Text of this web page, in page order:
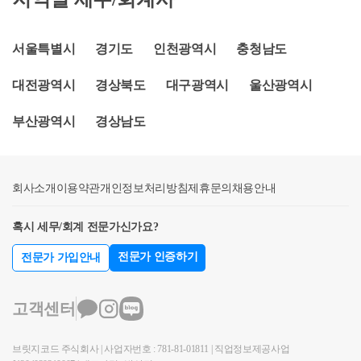
입주권을 취득한 날부터 1년이 경과하여 종전의 주택
을 양도하는 경우로서 다음 각 호의 요건을 모두 갖춘
정을 적용한다. (2005. 12. 31. 신설) 1. 「도시 및 주거환
라 취득하는 주택이 완성된 후 1년 이내에 그 주택으로
구성원 중 일부가 이사하지 못하는 경우를 포함한다)
개발사업 또는 주택재건축사업의 관리처분계획에 따
라 취득하는 주택이 완성되기 전 또는 완성된 후 1년
➋1세대 1주택자가 재건축·재개발 기간 거주할 대체주
부터 2년 이내 처분 시 양도세 비과세 적용됩니다. * 재
택 □(개선방안) 일시적 1주택 + 1입주권·분양권에 대한
도세 비과세 특례에 대해서도 대체주택 처분기한을 신
다. ㅇ이는 최근 주택거래 부진에 따라 실수요자가 종
전주택 처분이 어려워지고 있는 점을 감안한 조치입니
다. □(적용시기) 세제 혜택을 조속히 드리기 위해 일시
어 1.12. 이후 양도하는 분부터 소급 적용할 수 있도록 2
월 중 소득세법 시행령 개정을 추진하겠습니다. 도움
이 되셨길 바랍니다. 감사합니다. * 보다 궁금한 사항
용하지 않는다. ③ 국내에 1주택을 소유한 1세대가 그
으로 1주택과 1분양권을 소유하게 된 경우로서 분양권
을 취득한 날부터 3년이 지나 종전주택을 양도하는 경
주택으로 세대전원이 이사(기획재정부령으로 정하는
유로 세대의 구성원 중 일부가 이사하지 못하는 경우
를 포함한다)하여 1년 이상 계속하여 거주할 것 2. 분양
후 2년 이내에 종전의 주택을 양도할 것 소득세법시행
령 제154조【1세대1주택의 범위】 ⑤ 제1항에 따른 보
택 이상(제155조, 제155조의 2 및 제156조의 2 및 제156
일로부터 3년 이후 기존주택을 양도할 경우에는 신규
택으로 전입신고하여 1년 이상 거주를 해야 비과세가
아닌 주택임대용으로 사용한다면 전입신고가 사실상
으로 보여집니다. 기존주택을 비과세 받았다면 오피스
세가 과세가 되었다면 오피스텔만 남은 시점에서 새롭
다. 또한, 해당 오피스텔을 주택임대사업자로 등록한
다면 의무임대기간 이전에 주택을 양도할 경우, 과태
료(약 3,000만원)을 납부하셔야 합니다. 도움이 되셨길
터 3년 이후('24.06.23이후)에 오피스텔을 양도하셔야
재개발·재건축주택으로 세대전원이 이사하여 1년이상
계속 거주할 것 b. 재개발·재건축주택이 완성되기 전
보다 구체적인 상담을 원하실 경우, 전화상담을 신청
시점에 비조정지역이기 때문에 신규주택 취득일로부
다. 즉, B주택 취득일(21년 8월 가정)로부터 3년(24년 8
도소득세 비과세 가능합니다. 도움이 되셨길 바랍니
서울특별시 경기도 인천광역시 충청남도
대전광역시 경상북도 대구광역시 울산광역시
부산광역시 경상남도
회사소개 이용약관개인정보처리방침제휴문의 채용안내
혹시 세무/회계 전문가신가요?
전문가 가입안내 전문가 인증하기
고객센터
브릿지코드 주식회사 | 사업자번호 : 781-81-01811 | 직업정보제공사업